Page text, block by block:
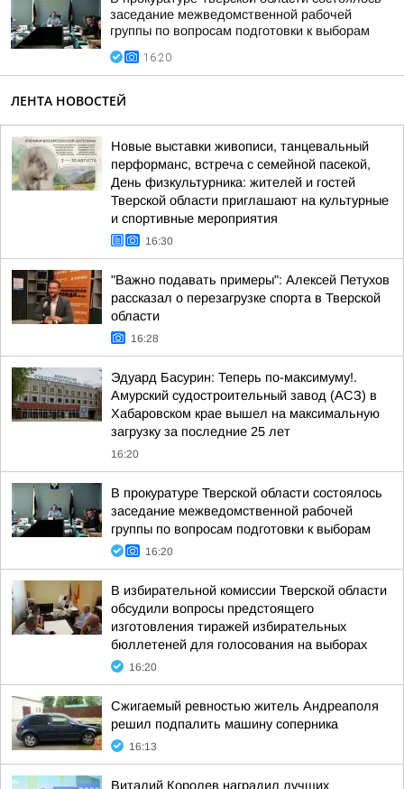
заседание межведомственной рабочей
группы по вопросам подготовки к выборам
16:20
ЛЕНТА НОВОСТЕЙ
Новые выставки живописи, танцевальный
перформанс, встреча с семейной пасекой,
День физкультурника: жителей и гостей
Тверской области приглашают на культурные
и спортивные мероприятия
16:30
"Важно подавать примеры": Алексей Петухов
рассказал о перезагрузке спорта в Тверской
области
16:28
Эдуард Басурин: Теперь по-максимуму!.
Амурский судостроительный завод (АСЗ) в
Хабаровском крае вышел на максимальную
загрузку за последние 25 лет
16:20
В прокуратуре Тверской области состоялось
заседание межведомственной рабочей
группы по вопросам подготовки к выборам
16:20
В избирательной комиссии Тверской области
обсудили вопросы предстоящего
изготовления тиражей избирательных
бюллетеней для голосования на выборах
16:20
Сжигаемый ревностью житель Андреаполя
решил подпалить машину соперника
16:13
Виталий Королев наградил лучших